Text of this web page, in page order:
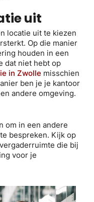
uit
locatie uit te kiezen
Op die manier
houden in een
dat niet hebt op
in Zwolle misschien
ben je je kantoor
andere omgeving.
om in een andere
bespreken. Kijk op
die bij
voor je